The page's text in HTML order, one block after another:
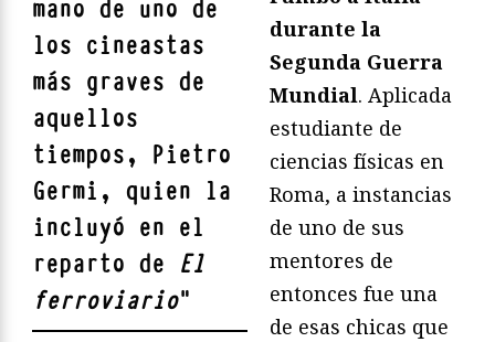
mano de uno de
los cineastas
más graves de
aquellos
tiempos, Pietro
Germi, quien la
incluyó en el
reparto de El
ferroviario"
durante la
Segunda Guerra
Mundial. Aplicada
estudiante de
ciencias físicas en
Roma, a instancias
de uno de sus
mentores de
entonces fue una
de esas chicas que